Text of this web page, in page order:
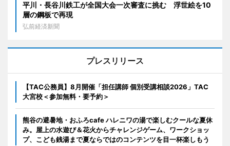
平川・長谷川鉄工が全国大会一次審査に挑む 浮世絵を10
層の鋼板で再現
弘前経済新聞
プレスリリース
【TAC公務員】8月開催「担任講師 個別受講相談2026」TAC
大宮校＜参加無料・要予約＞
熊谷の避暑地・おふろcafe ハレニワの湯で楽しむクールな夏休
み。屋上の水遊び＆花火からチャレンジゲーム、ワークショッ
プ、こども銭湯まで夏ならではのコンテンツを目一杯楽しもう